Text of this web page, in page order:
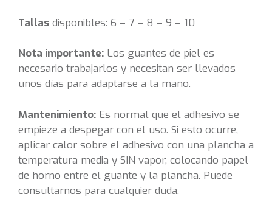
Tallas disponibles: 6 – 7 – 8 – 9 – 10
Nota importante: Los guantes de piel es
necesario trabajarlos y necesitan ser llevados
unos días para adaptarse a la mano.
Mantenimiento: Es normal que el adhesivo se
empieze a despegar con el uso. Si esto ocurre,
aplicar calor sobre el adhesivo con una plancha a
temperatura media y SIN vapor, colocando papel
de horno entre el guante y la plancha. Puede
consultarnos para cualquier duda.